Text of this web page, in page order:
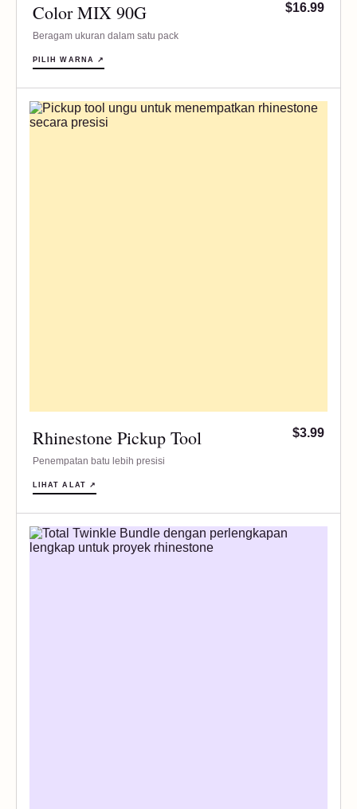
Color MIX 90G
Beragam ukuran dalam satu pack
$16.99
PILIH WARNA ↗
Rhinestone Pickup Tool
Penempatan batu lebih presisi
$3.99
LIHAT ALAT ↗